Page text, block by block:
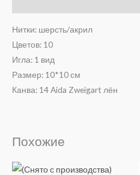
Нитки: шерсть/акрил
Цветов: 10
Игла: 1 вид
Размер: 10*10 см
Канва: 14 Aida Zweigart лён
Похожие